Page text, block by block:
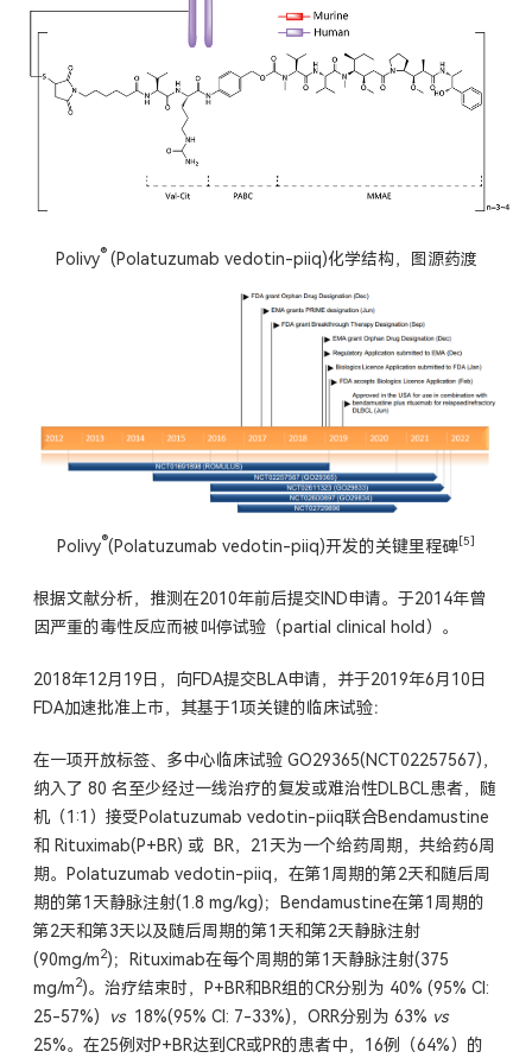
Polivy® (Polatuzumab vedotin-piiq)化学结构，图源药渡
Polivy®(Polatuzumab vedotin-piiq)开发的关键里程碑[5]
根据文献分析，推测在2010年前后提交IND申请。于2014年曾
因严重的毒性反应而被叫停试验（partial clinical hold）。
2018年12月19日，向FDA提交BLA申请，并于2019年6月10日
FDA加速批准上市，其基于1项关键的临床试验：
在一项开放标签、多中心临床试验 GO29365(NCT02257567)，
纳入了 80 名至少经过一线治疗的复发或难治性DLBCL患者，随
机（1:1）接受Polatuzumab vedotin-piiq联合Bendamustine
和 Rituximab(P+BR) 或 BR，21天为一个给药周期，共给药6周
期。Polatuzumab vedotin-piiq，在第1周期的第2天和随后周
期的第1天静脉注射(1.8 mg/kg)；Bendamustine在第1周期的
第2天和第3天以及随后周期的第1天和第2天静脉注射
(90mg/m2)；
Rituximab在每个周期的第1天静脉注射(375
mg/m2)。 治疗结束时，P+BR和BR组的CR分别为 40% (95% CI:
25-57%)
vs18%(95% CI: 7-33%)，ORR分别为 63% vs
25%。在25例对P+BR达到CR或PR的患者中，16例（64%）的